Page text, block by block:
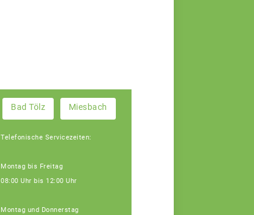
Bad Tölz Miesbach
Telefonische Servicezeiten:
Montag bis Freitag
08:00 Uhr bis 12:00 Uhr
Montag und Donnerstag